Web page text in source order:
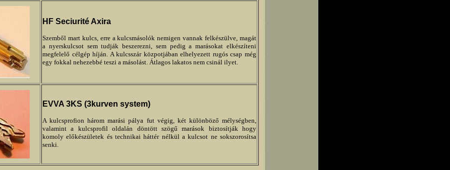
HF Seciurité Axira
Szemből mart kulcs, erre a kulcsmásolók nemigen vannak felkészülve, magát
a nyerskulcsot sem tudják beszerezni, sem pedig a marásokat elkészíteni
megfelelő célgép híján. A kulcsszár közpotjában elhelyezett rugós csap még
egy fokkal nehezebbé teszi a másolást. Átlagos lakatos nem csinál ilyet.
EVVA 3KS (3kurven system)
A kulcsprofion három marási pálya fut végig, két különböző mélységben,
valamint a kulcsprofil oldalán döntött szögű marások biztosítják hogy
komoly előkészületek és technikai háttér nélkül a kulcsot ne sokszorosítsa
senki.